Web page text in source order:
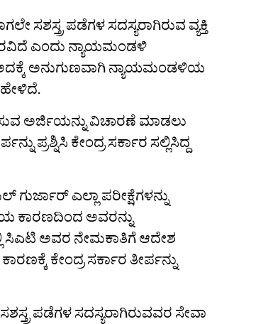
ಸಶಸ್ತ್ರ ಪಡೆಗಳ ಸದಸ್ಯರಾಗಿರುವ ವ್ಯಕ್ತಿ
ಎಂದು ನ್ಯಾಯಮಂಡಳಿ
ಅನುಗುಣವಾಗಿ ನ್ಯಾಯಮಂಡಳಿಯ
ಹೇಳಿದೆ.
ಅರ್ಜಿಯನ್ನು ವಿಚಾರಣೆ ಮಾಡಲು
ಪ್ರಶ್ನಿಸಿ ಕೇಂದ್ರ ಸರ್ಕಾರ ಸಲ್ಲಿಸಿದ್ದ
ಎಲ್ಲಾ ಪರೀಕ್ಷೆಗಳನ್ನು
ಕಾರಣದಿಂದ ಅವರನ್ನು
ಸಿಎಟಿ ಅವರ ನೇಮಕಾತಿಗೆ ಆದೇಶ
ಕೇಂದ್ರ ಸರ್ಕಾರ ತೀರ್ಪನ್ನು
ಪಡೆಗಳ ಸದಸ್ಯರಾಗಿರುವವರ ಸೇವಾ